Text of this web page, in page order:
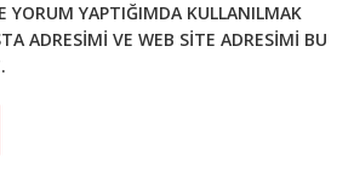
YORUM YAPTIĞIMDA KULLANILMAK
ADRESIMI VE WEB SITE ADRESIMI BU